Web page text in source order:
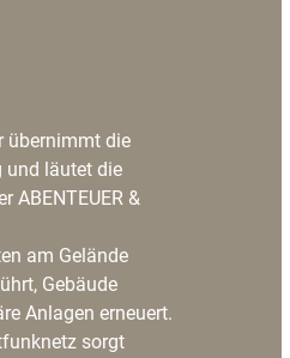
übernimmt die
und läutet die
ABENTEUER &
am Gelände
Gebäude
Anlagen erneuert.
sorgt